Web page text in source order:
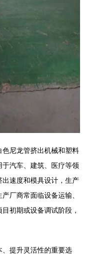
尼龙管挤出机械和塑料
汽车、建筑、医疗等领
速度和模具设计，生产
厂商常面临设备运输、
初期或设备调试阶段，
提升灵活性的重要选